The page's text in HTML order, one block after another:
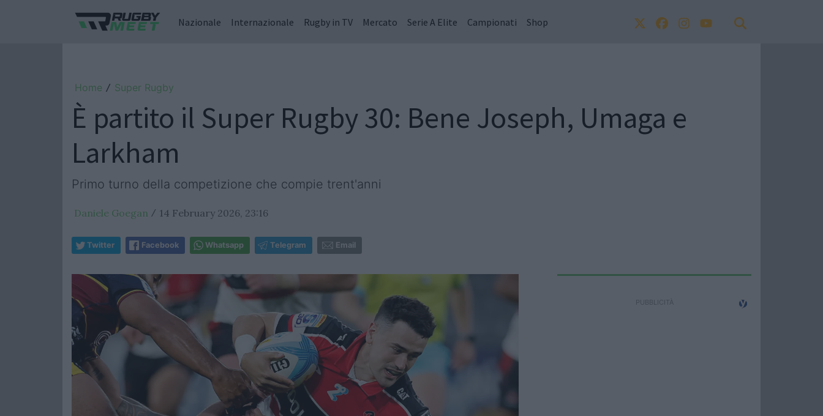
Nazionale Internazionale Rugby in TV Mercato Serie A Elite Campionati Shop
Home / Super Rugby
È partito il Super Rugby 30: Bene Joseph, Umaga e
Larkham
Primo turno della competizione che compie trent'anni
Daniele Goegan / 14 February 2026, 23:16
Twitter Facebook Whatsapp Telegram Email